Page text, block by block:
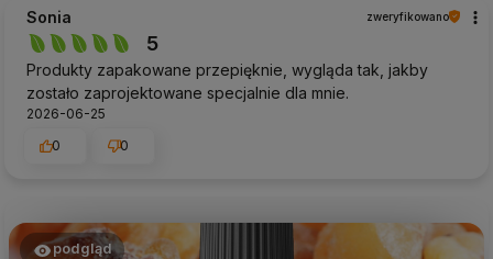
Sonia zweryfikowano
5
Produkty zapakowane przepięknie, wygląda tak, jakby
zostało zaprojektowane specjalnie dla mnie.
2026-06-25
0
0
podgląd